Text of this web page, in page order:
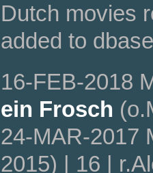
Dutch movies
added to
16-FEB-2018
ein Frosch
24-MAR-2017
2015) | 16 |